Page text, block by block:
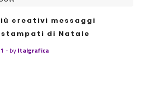
creativi messaggi
di Natale
- by Italgrafica